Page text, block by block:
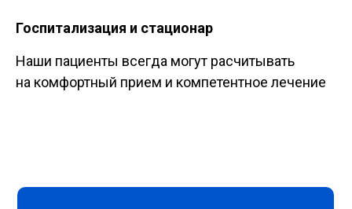
Госпитализация и стационар
Наши пациенты всегда могут расчитывать
на комфортный прием и компетентное лечение